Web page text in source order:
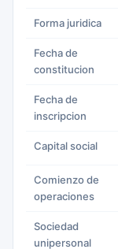
Forma juridica
Fecha de
constitucion
Fecha de
inscripcion
Capital social
Comienzo de
operaciones
Sociedad
unipersonal